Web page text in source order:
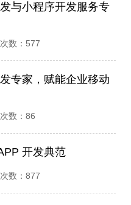
与小程序开发服务专
数：577
专家，赋能企业移动
数：86
开发典范​
数：877